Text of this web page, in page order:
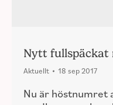
Nytt fullspäckat
Aktuellt 18 sep 2017
Nu är höstnumret